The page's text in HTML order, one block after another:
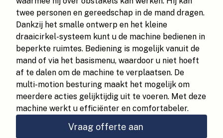
twee personen en gereedschap in de mand dragen.
Dankzij het smalle ontwerp en het kleine
draaicirkel-systeem kunt u de machine bedienen in
beperkte ruimtes. Bediening is mogelijk vanuit de
mand of via het basismenu, waardoor u niet hoeft
af te dalen om de machine te verplaatsen. De
multi-motion besturing maakt het mogelijk om
meerdere acties gelijktijdig uit te voeren. Met deze
machine werkt u efficiënter en comfortabeler.
Vraag offerte aan